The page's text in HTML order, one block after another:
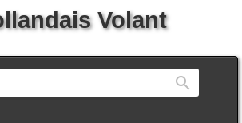
Volant